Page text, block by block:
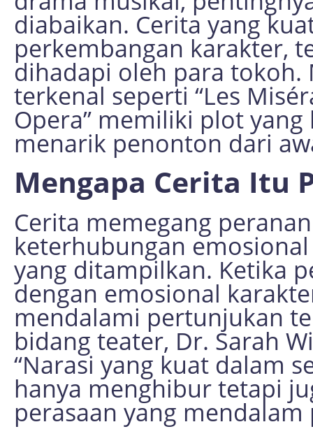
diabaikan. Cerita yang
perkembangan karakter,
dihadapi oleh para tokoh.
terkenal seperti “Les
Opera” memiliki plot
menarik penonton dari
Mengapa Cerita Itu
Cerita memegang
keterhubungan
yang ditampilkan. Ketika
dengan emosional
mendalami pertunjukan
bidang teater, Dr. Sarah
“Narasi yang kuat dalam
hanya menghibur tetapi
perasaan yang